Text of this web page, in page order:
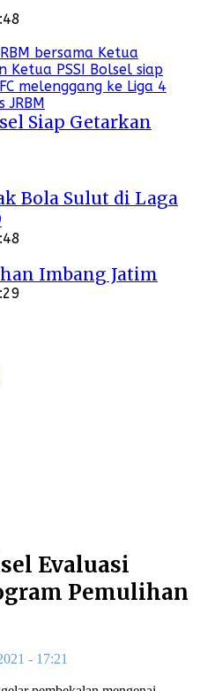
Siap Getarkan
Bola Sulut di Laga
Imbang Jatim
Evaluasi
Pemulihan
- 17:21